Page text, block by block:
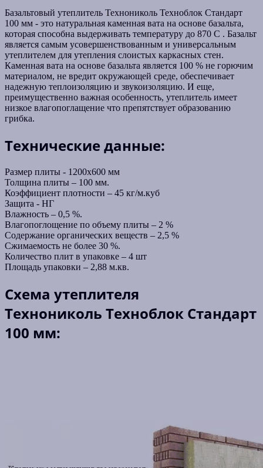
Базальтовый утеплитель Технониколь Техноблок Стандарт
100 мм - это натуральная каменная вата на основе базальта,
которая способна выдерживать температуру до 870 С . Базальт
является самым усовершенствованным и универсальным
утеплителем для утепления слоистых каркасных стен.
Каменная вата на основе базальта является 100 % не горючим
материалом, не вредит окружающей среде, обеспечивает
надежную теплоизоляцию и звукоизоляцию. И еще,
преимущественно важная особенность, утеплитель имеет
низкое влагопоглащение что препятствует образованию
грибка.
Технические данные:
Размер плиты - 1200x600 мм
Толщина плиты – 100 мм.
Коэффициент плотности – 45 кг/м.куб
Защита - НГ
Влажность – 0,5 %.
Влагопоглощение по объему плиты – 2 %
Содержание органических веществ – 2,5 %
Сжимаемость не более 30 %.
Количество плит в упаковке – 4 шт
Площадь упаковки – 2,88 м.кв.
Схема утеплителя
Технониколь Техноблок Стандарт
100 мм: